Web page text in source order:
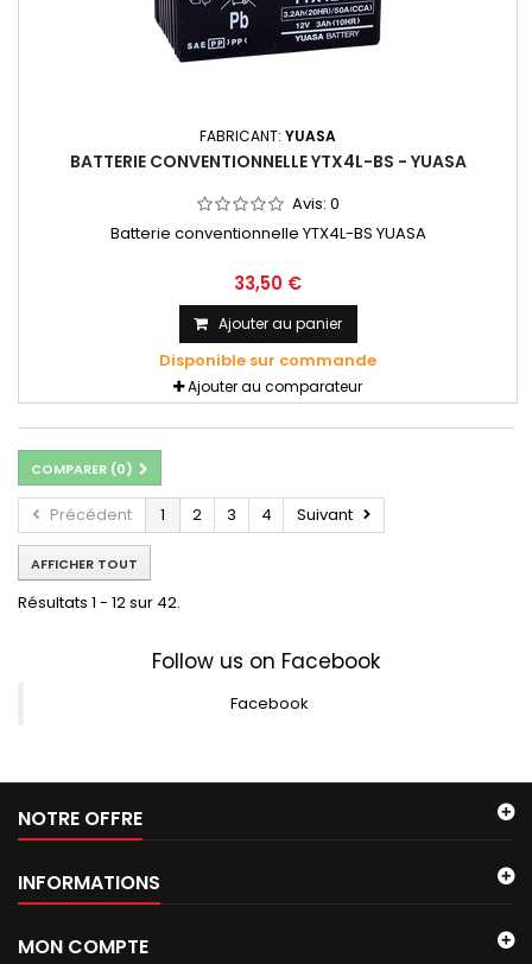
FABRICANT: YUASA
BATTERIE CONVENTIONNELLE YTX4L-BS - YUASA
Avis: 0
Batterie conventionnelle YTX4L-BS YUASA
33,50 €
Ajouter au panier
Disponible sur commande
Ajouter au comparateur
COMPARER (0)
Précédent 1 2 3 4 Suivant
AFFICHER TOUT
Résultats 1 - 12 sur 42.
Follow us on Facebook
Facebook
NOTRE OFFRE
INFORMATIONS
MON COMPTE